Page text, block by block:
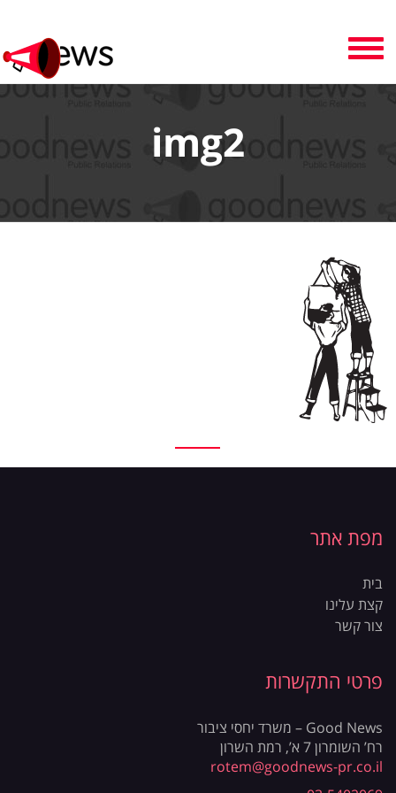
Toggle
navigation
img2
מפת אתר
בית
קצת עלינו
צור קשר
פרטי התקשרות
Good News – משרד יחסי ציבור
רח’ השומרון 7 א’, רמת השרון
rotem@goodnews-pr.co.il